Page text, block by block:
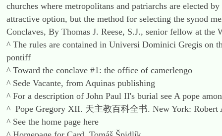
churches where metropolitans and patriarchs are elected
attractive option, but the method for selecting the synod
Conclaves, By Thomas J. Reese, S.J., senior fellow at
^ The rules are contained in Universi Dominici Gregis on
pontiff
^ Toward the conclave #1: the office of camerlengo
^ Sede Vacante, from Aquinas publishing
^ For a description of John Paul II's burial see A pope
^ Pope Gregory XII. 天主教百科全书. New York: Robert
^ See the home page here